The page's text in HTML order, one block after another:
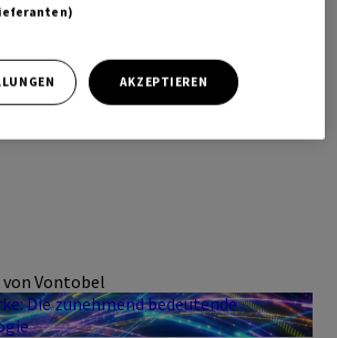
Vontobel
Die zunehmend bedeutende
AKZEPTIEREN